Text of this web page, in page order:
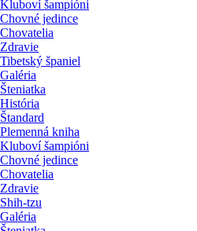
Kluboví šampióni
Chovné jedince
Chovatelia
Zdravie
Tibetský španiel
Galéria
Šteniatka
História
Štandard
Plemenná kniha
Kluboví šampióni
Chovné jedince
Chovatelia
Zdravie
Shih-tzu
Galéria